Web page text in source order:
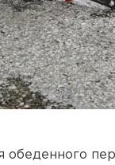
обеденного